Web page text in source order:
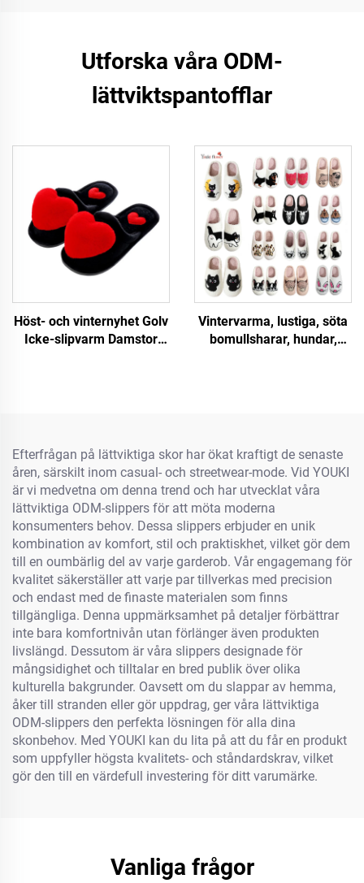
Utforska våra ODM-
lättviktspantofflar
Höst- och vinternyhet Golv
Icke-slipvarm Damstor
Vintervarma, lustiga, söta
bomullsharar, hundar,
Efterfrågan på lättviktiga skor har ökat kraftigt de senaste
åren, särskilt inom casual- och streetwear-mode. Vid YOUKI
är vi medvetna om denna trend och har utvecklat våra
lättviktiga ODM-slippers för att möta moderna
konsumenters behov. Dessa slippers erbjuder en unik
kombination av komfort, stil och praktiskhet, vilket gör dem
till en oumbärlig del av varje garderob. Vår engagemang för
kvalitet säkerställer att varje par tillverkas med precision
och endast med de finaste materialen som finns
tillgängliga. Denna uppmärksamhet på detaljer förbättrar
inte bara komfortnivån utan förlänger även produkten
livslängd. Dessutom är våra slippers designade för
mångsidighet och tilltalar en bred publik över olika
kulturella bakgrunder. Oavsett om du slappar av hemma,
åker till stranden eller gör uppdrag, ger våra lättviktiga
ODM-slippers den perfekta lösningen för alla dina
skonbehov. Med YOUKI kan du lita på att du får en produkt
som uppfyller högsta kvalitets- och ståndardskrav, vilket
gör den till en värdefull investering för ditt varumärke.
Vanliga frågor